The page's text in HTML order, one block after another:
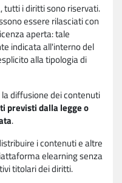
tutti i diritti sono riservati.
essere rilasciati con
aperta: tale
indicata all'interno del
alla tipologia di
diffusione dei contenuti
previsti dalla legge o
.
i contenuti e altre
elearning senza
titolari dei diritti.